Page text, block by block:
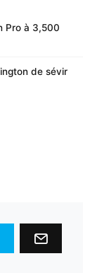
Pro à 3,500
de sévir